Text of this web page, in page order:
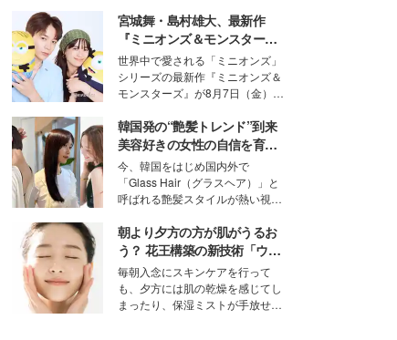
モデル・愛甲ひかりさんと橋下美
好さんを迎えて本音で女子会トー
ク。猛暑のお出かけを快適に過ご
すヒントや、2人が感動した夏の
生理の新常識にも迫りました。
宮城舞・島村雄大、最新作
『ミニオンズ＆モンスター
ズ』の魅力熱弁 ハチャメチャ
だけじゃない“友情と絆”に感
動
世界中で愛される「ミニオンズ」
シリーズの最新作『ミニオンズ＆
モンスターズ』が8月7日（金）に
ニオン好き”という共通点を持つモ
デルの宮城舞と島村雄大の特別対
談をお届け！それぞれの視点か
ら、今作ならではの魅力や予想外
の感動をもたらす奥深いストーリ
ーについて熱く語り合ってもらっ
た。
韓国発の“艶髪トレンド”到来
美容好きの女性の自信を育む
「ヘアケア事情」って？
今、韓国をはじめ国内外で
「Glass Hair（グラスヘア）」と
呼ばれる艶髪スタイルが熱い視線
ションの完成度を高めるベースと
して、“髪そのものの美しさ”に改
めて注目する人が増えている様
子。今回は、そんな憧れの艶やか
な髪を日常で叶える、美容好きの
女性たちのヘアケア事情を紹介し
朝より夕方の方が肌がうるお
う？ 花王構築の新技術「ウォ
ーターキャプチャリングスキ
ン（捕水肌）」がスキンケア
の常識を変える予感
毎朝入念にスキンケアを行って
も、夕方には肌の乾燥を感じてし
まったり、保湿ミストが手放せな